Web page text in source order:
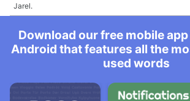
Jarel.
Download our free mobile
Android that features all the
used words